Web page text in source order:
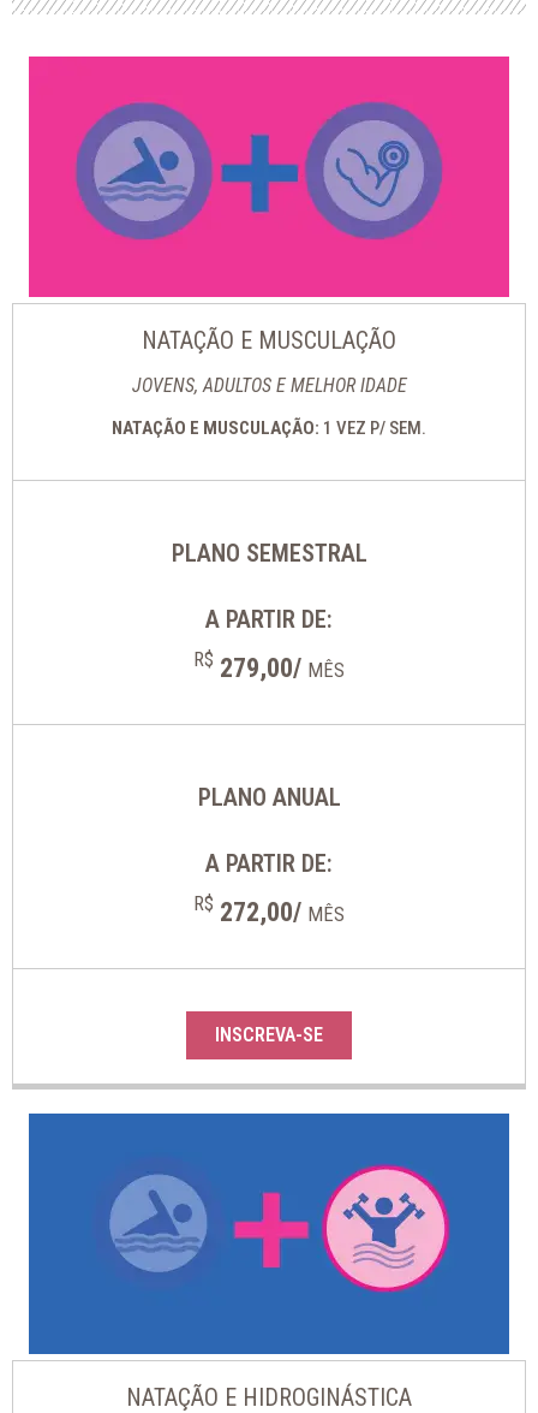
NATAÇÃO E MUSCULAÇÃO
JOVENS, ADULTOS E MELHOR IDADE
NATAÇÃO E MUSCULAÇÃO: 1 VEZ P/ SEM.
PLANO SEMESTRAL
A PARTIR DE:
R$ 279,00/ MÊS
PLANO ANUAL
A PARTIR DE:
R$ 272,00/ MÊS
INSCREVA-SE
NATAÇÃO E HIDROGINÁSTICA